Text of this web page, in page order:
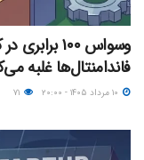
وسواس ۱۰۰
فاندامنتال‌ها غلبه